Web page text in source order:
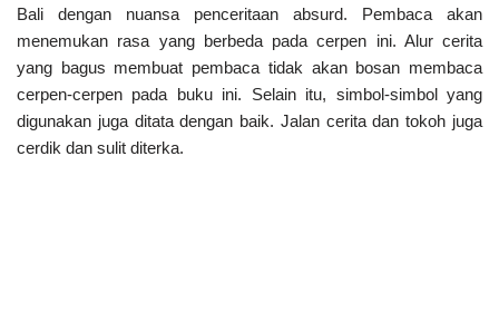
Bali dengan nuansa penceritaan absurd. Pembaca akan
menemukan rasa yang berbeda pada cerpen ini. Alur cerita
yang bagus membuat pembaca tidak akan bosan membaca
cerpen-cerpen pada buku ini. Selain itu, simbol-simbol yang
digunakan juga ditata dengan baik. Jalan cerita dan tokoh juga
cerdik dan sulit diterka.